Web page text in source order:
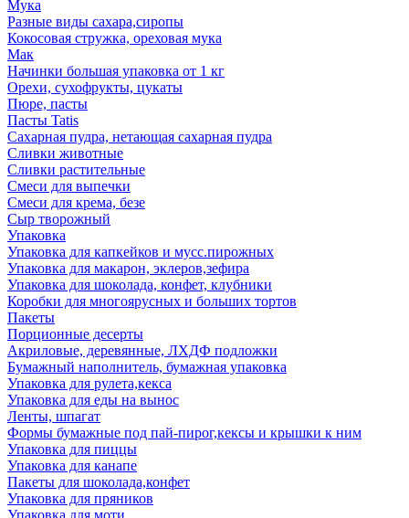
Мука
Разные виды сахара,сиропы
Кокосовая стружка, ореховая мука
Мак
Начинки большая упаковка от 1 кг
Орехи, сухофрукты, цукаты
Пюре, пасты
Пасты Tatis
Сахарная пудра, нетающая сахарная пудра
Сливки животные
Сливки растительные
Смеси для выпечки
Смеси для крема, безе
Сыр творожный
Упаковка
Упаковка для капкейков и мусс.пирожных
Упаковка для макарон, эклеров,зефира
Упаковка для шоколада, конфет, клубники
Коробки для многоярусных и больших тортов
Пакеты
Порционные десерты
Акриловые, деревянные, ЛХДФ подложки
Бумажный наполнитель, бумажная упаковка
Упаковка для рулета,кекса
Упаковка для еды на вынос
Ленты, шпагат
Формы бумажные под пай-пирог,кексы и крышки к ним
Упаковка для пиццы
Упаковка для канапе
Пакеты для шоколада,конфет
Упаковка для пряников
Упаковка для моти